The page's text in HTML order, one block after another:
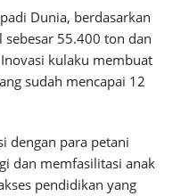
Dunia, berdasarkan
sebesar 55.400 ton dan
kulaku membuat
sudah mencapai 12
dengan para petani
dan memfasilitasi anak
pendidikan yang